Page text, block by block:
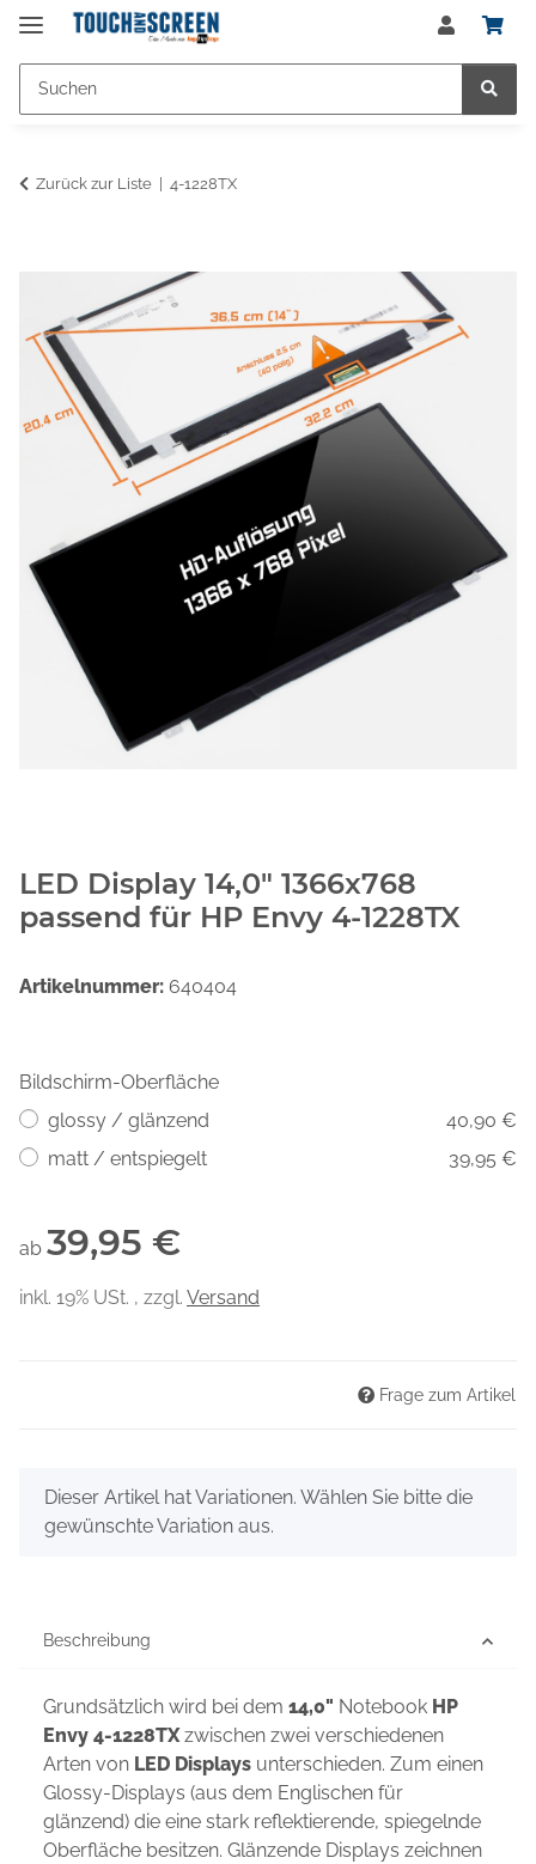
Zurück zur Liste 4-1228TX
LED Display 14,0" 1366x768
passend für HP Envy 4-1228TX
Artikelnummer: 640404
Bildschirm-Oberfläche
glossy / glänzend
40,90 €
matt / entspiegelt
39,95 €
ab 39,95 €
inkl. 19% USt. , zzgl. Versand
Frage zum Artikel
x
Dieser Artikel hat Variationen. Wählen Sie bitte die
gewünschte Variation aus.
Beschreibung
Grundsätzlich wird bei dem 14,0" Notebook HP
Envy 4-1228TXzwischen zwei verschiedenen
Arten von LED Displays unterschieden. Zum einen
Glossy-Displays (aus dem Englischen für
glänzend) die eine stark reflektierende, spiegelnde
Oberfläche besitzen. Glänzende Displays zeichnen